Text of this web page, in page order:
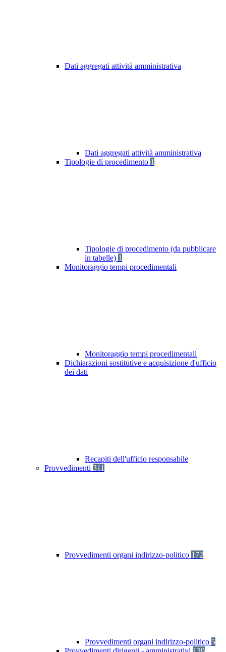
Dati aggregati attività amministrativa
Dati aggregati attività amministrativa
Tipologie di procedimento 1
Tipologie di procedimento (da pubblicare
in tabelle) 1
Monitoraggio tempi procedimentali
Monitoraggio tempi procedimentali
Dichiarazioni sostitutive e acquisizione d'ufficio
dei dati
Recapiti dell'ufficio responsabile
Provvedimenti 311
Provvedimenti organi indirizzo-politico 172
Provvedimenti organi indirizzo-politico 5